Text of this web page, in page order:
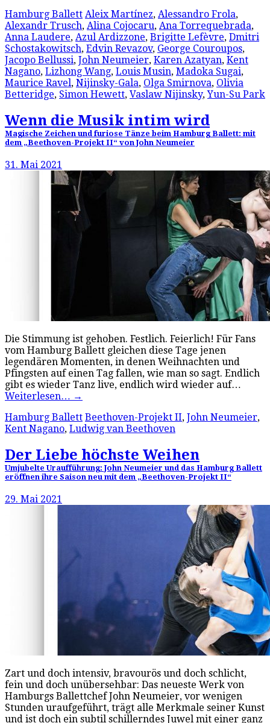
Hamburg Ballett Aleix Martínez, Alessandro Frola,
Alexandr Trusch, Alina Cojocaru, Ana Torrequebrada,
Anna Laudere, Azul Ardizzone, Brigitte Lefèvre, Dmitri
Schostakowitsch, Edvin Revazov, George Couroupos,
Jacopo Bellussi, John Neumeier, Karen Azatyan, Kent
Nagano, Lizhong Wang, Louis Musin, Madoka Sugai,
Maurice Ravel, Nijinsky-Gala, Olga Smirnova, Olivia
Betteridge, Simon Hewett, Vaslaw Nijinsky,Yun-Su Park
Wenn die Musik intim wird
Magische Zeichen und furiose Tänze beim Hamburg Ballett: mit
dem „Beethoven-Projekt II“ von John Neumeier
31. Mai 2021
Die Stimmung ist gehoben. Festlich. Feierlich! Für Fans
vom Hamburg Ballett gleichen diese Tage jenen
legendären Momenten, in denen Weihnachten und
Pfingsten auf einen Tag fallen, wie man so sagt. Endlich
gibt es wieder Tanz live, endlich wird wieder auf…
Weiterlesen… →
Hamburg Ballett Beethoven-Projekt II, John Neumeier,
Kent Nagano, Ludwig van Beethoven
Der Liebe höchste Weihen
Umjubelte Uraufführung: John Neumeier und das Hamburg Ballett
eröffnen ihre Saison neu mit dem „Beethoven-Projekt II“
29. Mai 2021
Zart und doch intensiv, bravourös und doch schlicht,
fein und doch unübersehbar: Das neueste Werk von
Hamburgs Ballettchef John Neumeier, vor wenigen
Stunden uraufgeführt, trägt alle Merkmale seiner Kunst
und ist doch ein subtil schillerndes Juwel mit einer ganz